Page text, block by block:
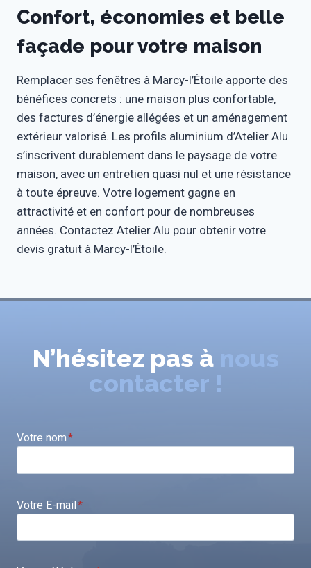
Confort, économies et belle
façade pour votre maison
Remplacer ses fenêtres à Marcy-l’Étoile apporte des
bénéfices concrets : une maison plus confortable,
des factures d’énergie allégées et un aménagement
extérieur valorisé. Les profils aluminium d’Atelier Alu
s’inscrivent durablement dans le paysage de votre
maison, avec un entretien quasi nul et une résistance
à toute épreuve. Votre logement gagne en
attractivité et en confort pour de nombreuses
années. Contactez Atelier Alu pour obtenir votre
devis gratuit à Marcy-l’Étoile.
N’hésitez pas à nous
contacter !
Votre nom*
Votre E-mail*